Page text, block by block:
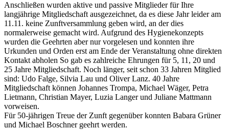
Anschließen wurden aktive und passive Mitglieder für Ihre
langjährige Mitgliedschaft ausgezeichnet, da es diese Jahr leider am
11.11. keine Zunftversammlung geben wird, an der dies
normalerweise gemacht wird. Aufgrund des Hygienekonzepts
wurden die Geehrten aber nur vorgelesen und konnten ihre
Urkunden und Orden erst am Ende der Veranstaltung ohne direkten
Kontakt abholen So gab es zahlreiche Ehrungen für 5, 11, 20 und
25 Jahre Mitgliedschaft. Noch länger, seit schon 33 Jahren Mitglied
sind: Udo Falge, Silvia Lau und Oliver Lanz. 40 Jahre
Mitgliedschaft können Johannes Trompa, Michael Wäger, Petra
Lietmann, Christian Mayer, Luzia Langer und Juliane Mattmann
vorweisen.
Für 50-jährigen Treue der Zunft gegenüber konnten Babara Grüner
und Michael Boschner geehrt werden.